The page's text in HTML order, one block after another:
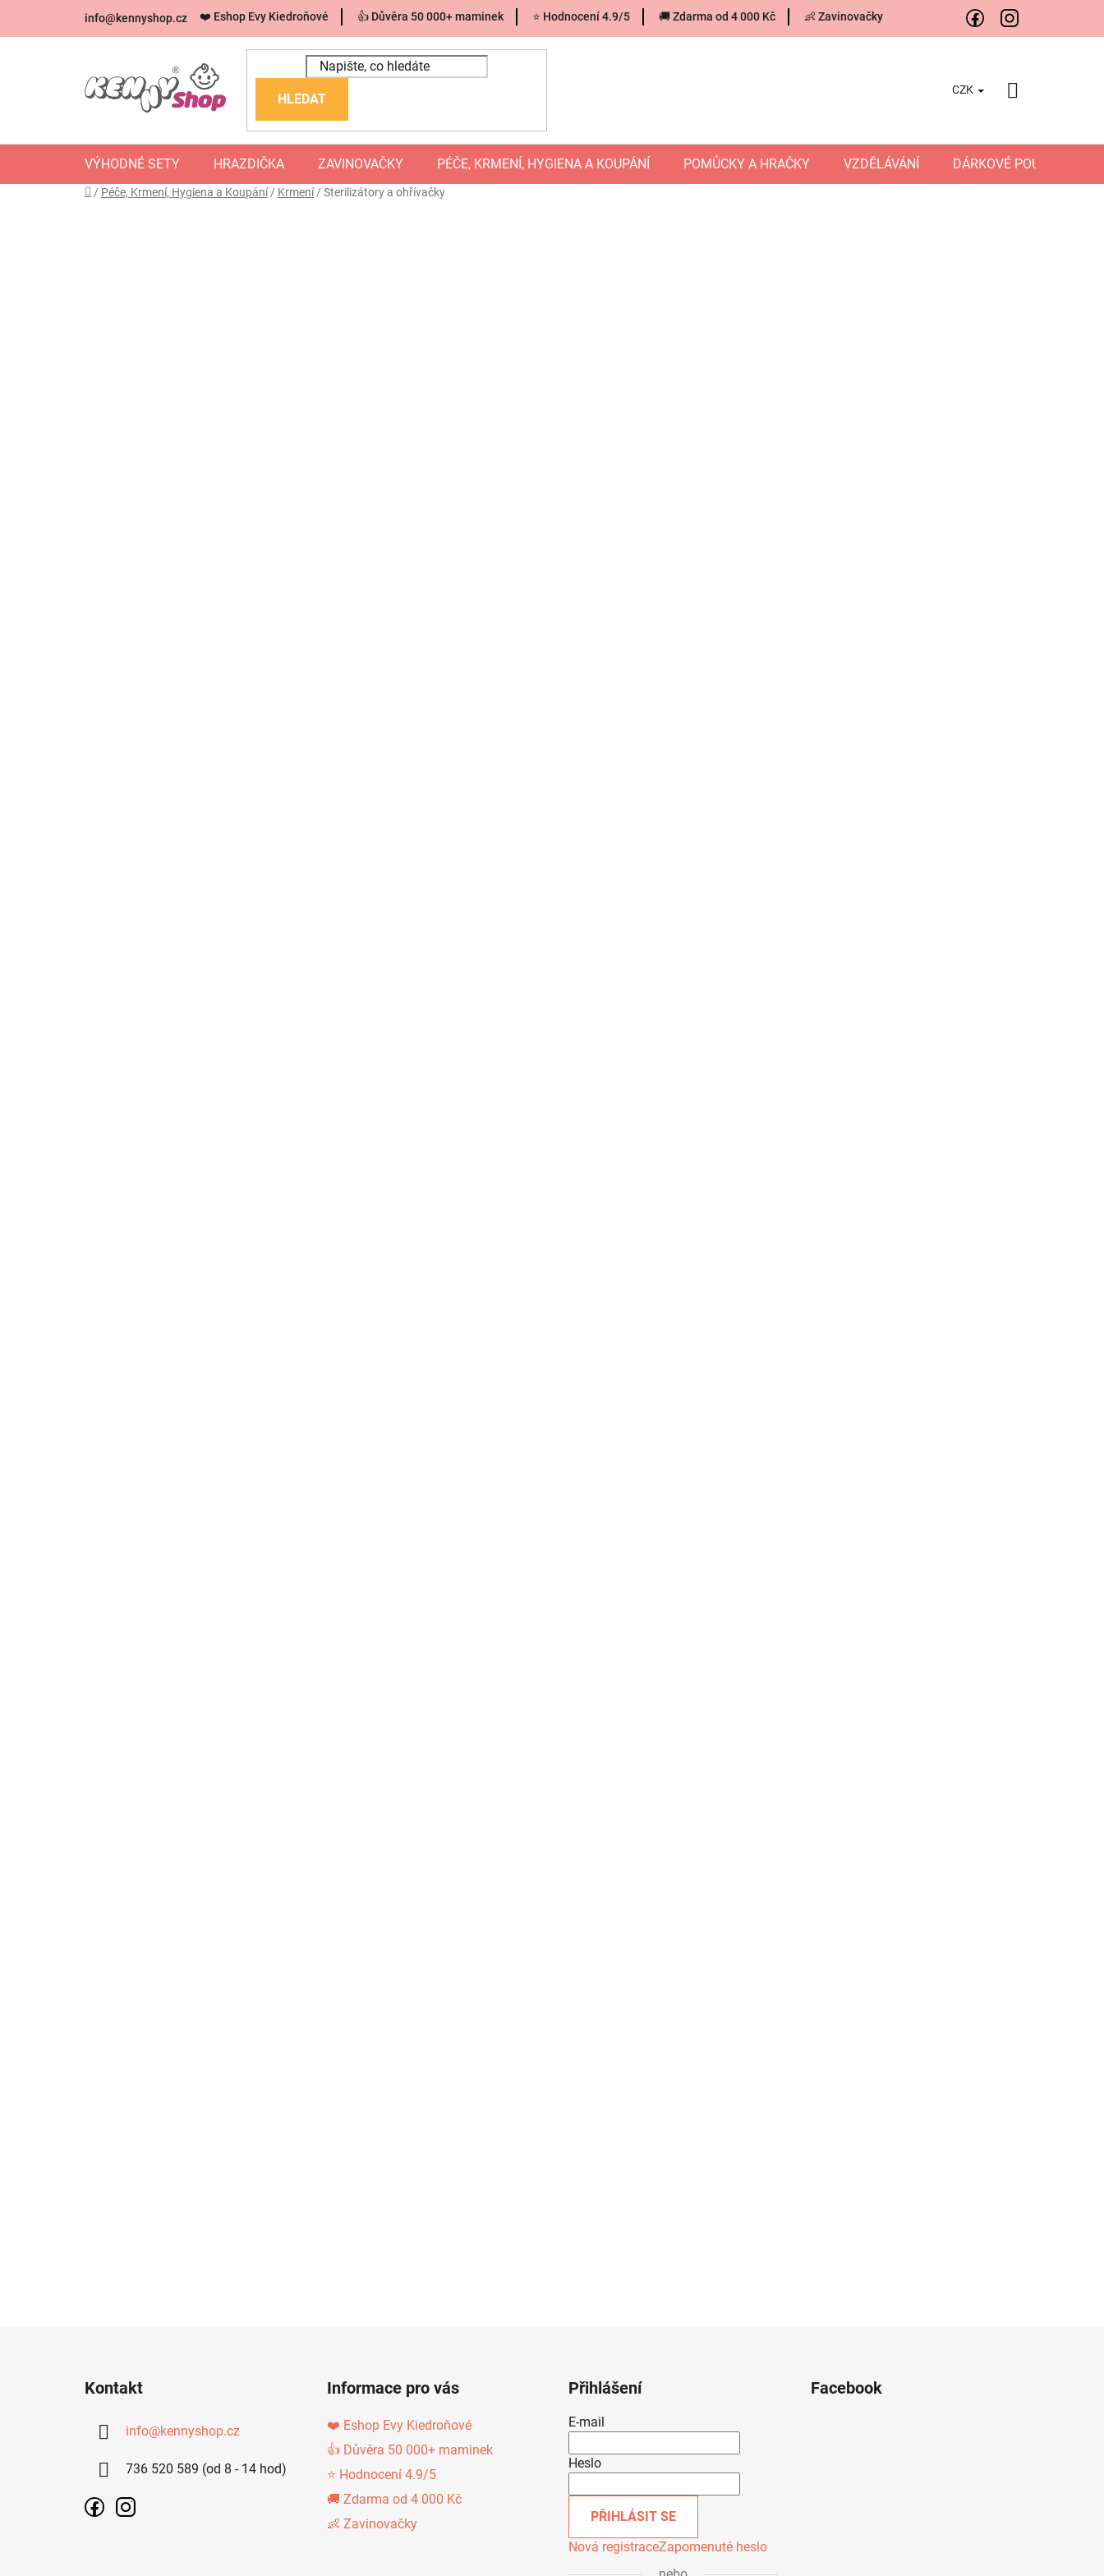
info@kennyshop.cz ❤️ Eshop Evy Kiedroňové 👍 Důvěra 50 000+ maminek ⭐ Hodnocení 4.9/5 🚚 Zdarma od 4 000 Kč 👶 Zavinovačky
HLEDAT
CZK
KOŠÍK
VÝHODNÉ SETY HRAZDIČKA ZAVINOVAČKY PÉČE, KRMENÍ, HYGIENA A KOUPÁNÍ POMŮCKY A HRAČKY VZDĚLÁVÁNÍ DÁRKOVÉ POUKAZY
Domů
/ Péče, Krmení, Hygiena a Koupání / Krmení / Sterilizátory a ohřívačky
Kontakt
info@kennyshop.cz
736 520 589 (od 8 - 14 hod)
Informace pro vás
❤️ Eshop Evy Kiedroňové
👍 Důvěra 50 000+ maminek
⭐ Hodnocení 4.9/5
🚚 Zdarma od 4 000 Kč
👶 Zavinovačky
Přihlášení
E-mail
Heslo
PŘIHLÁSIT SE
Nová registraceZapomenuté heslo
Facebook